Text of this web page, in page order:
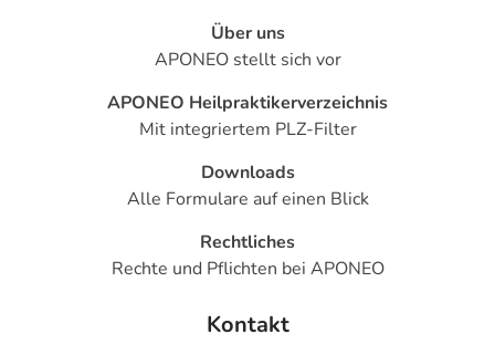
- Einschränkungen des Gesichtsfeldes
- Überempfindlichkeitsreaktionen der Haut, wie:
- Juckreiz (Pruritus)
- Erythema exsudativum multiforme (Hautausschlag,
schmerzhaften offenen Stellen)
- Erhöhte Lichtempfindlichkeit der Haut
Über uns
APONEO stellt sich vor
APONEO Heilpraktikerverzeichnis
Mit integriertem PLZ-Filter
Downloads
Alle Formulare auf einen Blick
Rechtliches
Rechte und Pflichten bei APONEO
Kontakt